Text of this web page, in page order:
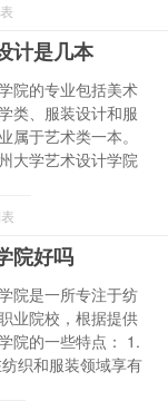
计是几本
院的专业包括美术
类、服装设计和服
属于艺术类一本。
大学艺术设计学院
院好吗
院是一所专注于纺
业院校，根据提供
院的一些特点： 1.
织和服装领域享有